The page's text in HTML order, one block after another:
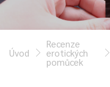
Úvod
Recenze
erotických
pomůcek